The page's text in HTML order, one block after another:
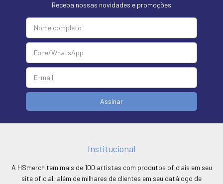
Receba nossas novidades e promoções
Institucional
A HSmerch tem mais de 100 artistas com produtos oficiais em seu
site oficial, além de milhares de clientes em seu catálogo de